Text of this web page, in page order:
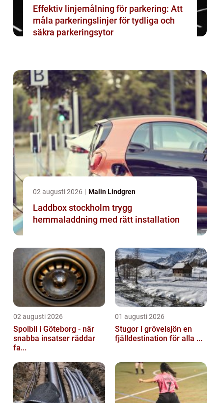
Effektiv linjemålning för parkering: Att
måla parkeringslinjer för tydliga och
säkra parkeringsytor
02 augusti 2026 Malin Lindgren
Laddbox stockholm trygg
hemmaladdning med rätt installation
02 augusti 2026
Spolbil i Göteborg - när
snabba insatser räddar
fa...
01 augusti 2026
Stugor i grövelsjön en
fjälldestination för alla ...